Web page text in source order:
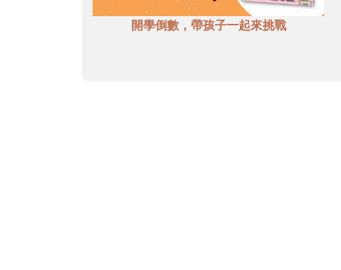
開學倒數，帶孩子一起來挑戰